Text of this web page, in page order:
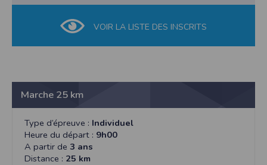
VOIR LA LISTE DES INSCRITS
Marche 25 km
Type d’épreuve : Individuel
Heure du départ : 9h00
A partir de 3 ans
Distance : 25 km